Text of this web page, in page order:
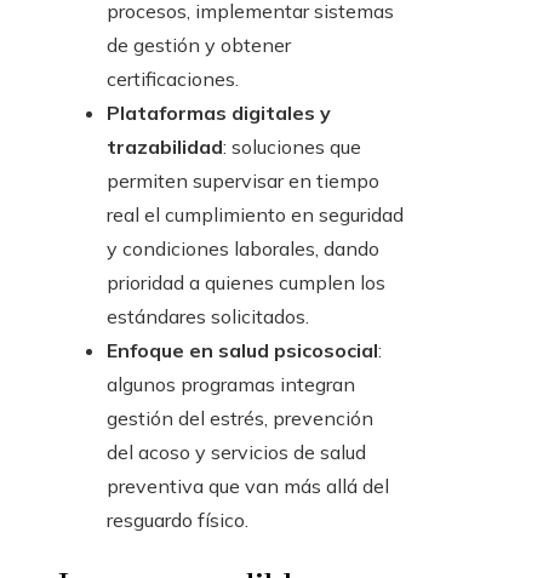
procesos, implementar sistemas
de gestión y obtener
certificaciones.
Plataformas digitales y
trazabilidad: soluciones que
permiten supervisar en tiempo
real el cumplimiento en seguridad
y condiciones laborales, dando
prioridad a quienes cumplen los
estándares solicitados.
Enfoque en salud psicosocial:
algunos programas integran
gestión del estrés, prevención
del acoso y servicios de salud
preventiva que van más allá del
resguardo físico.